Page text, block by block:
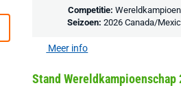
Competitie:
Seizoen:2026 Canada/
Meer info
Stand Wereldkampioenschap